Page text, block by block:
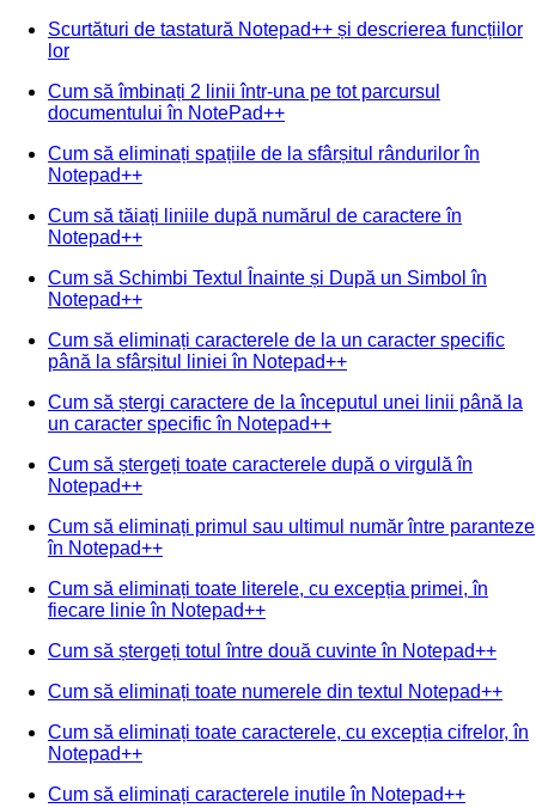
Scurtături de tastatură Notepad++ și descrierea funcțiilor
lor
Cum să îmbinați 2 linii într-una pe tot parcursul
documentului în NotePad++
Cum să eliminați spațiile de la sfârșitul rândurilor în
Notepad++
Cum să tăiați liniile după numărul de caractere în
Notepad++
Cum să Schimbi Textul Înainte și După un Simbol în
Notepad++
Cum să eliminați caracterele de la un caracter specific
până la sfârșitul liniei în Notepad++
Cum să ștergi caractere de la începutul unei linii până la
un caracter specific în Notepad++
Cum să ștergeți toate caracterele după o virgulă în
Notepad++
Cum să eliminați primul sau ultimul număr între paranteze
în Notepad++
Cum să eliminați toate literele, cu excepția primei, în
fiecare linie în Notepad++
Cum să ștergeți totul între două cuvinte în Notepad++
Cum să eliminați toate numerele din textul Notepad++
Cum să eliminați toate caracterele, cu excepția cifrelor, în
Notepad++
Cum să eliminați caracterele inutile în Notepad++